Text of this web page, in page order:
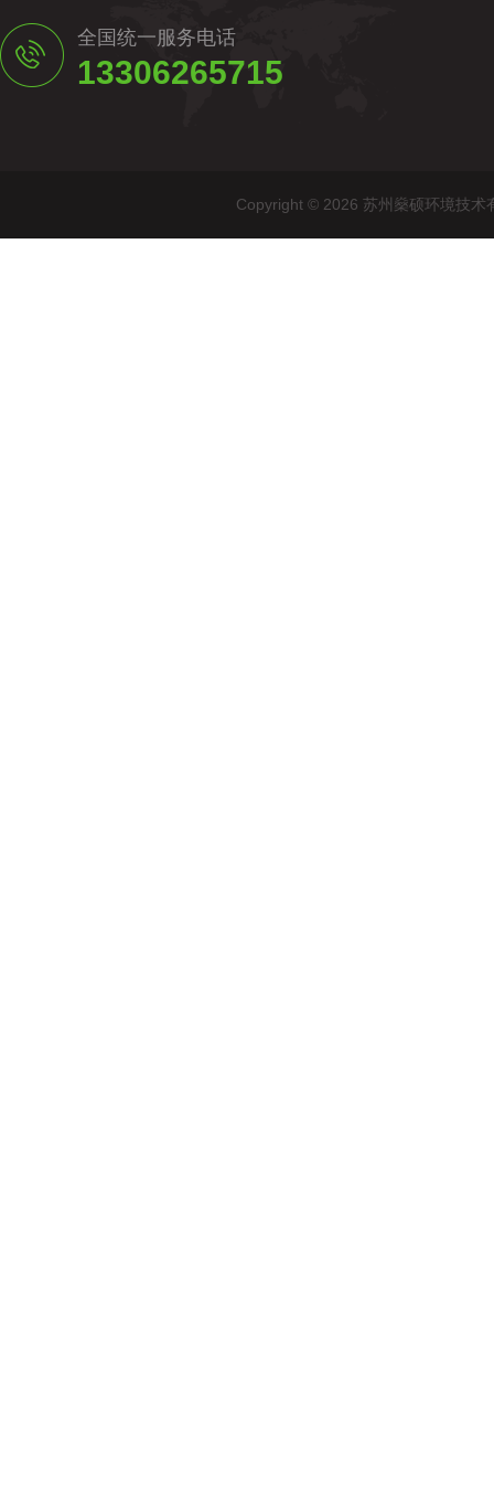
全国统一服务电话
13306265715
Copyright © 2026 苏州燊硕环境技